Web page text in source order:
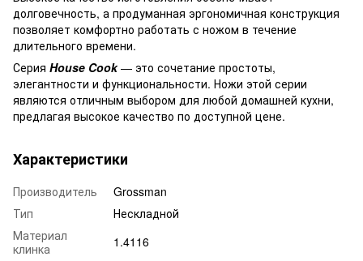
долговечность, а продуманная эргономичная конструкция
позволяет комфортно работать с ножом в течение
длительного времени.
Серия House Cook— это сочетание простоты,
элегантности и функциональности. Ножи этой серии
являются отличным выбором для любой домашней кухни,
предлагая высокое качество по доступной цене.
Характеристики
Производитель
Grossman
Тип
Нескладной
Материал
клинка
1.4116